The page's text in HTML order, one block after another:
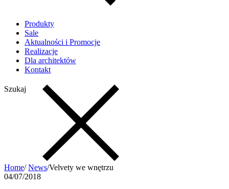
Produkty
Sale
Aktualności i Promocje
Realizacje
Dla architektów
Kontakt
Szukaj
Home/ News/Velvety we wnętrzu
04/07/2018